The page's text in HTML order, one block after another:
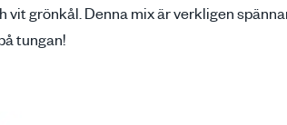
vit grönkål. Denna mix är verkligen
tungan!